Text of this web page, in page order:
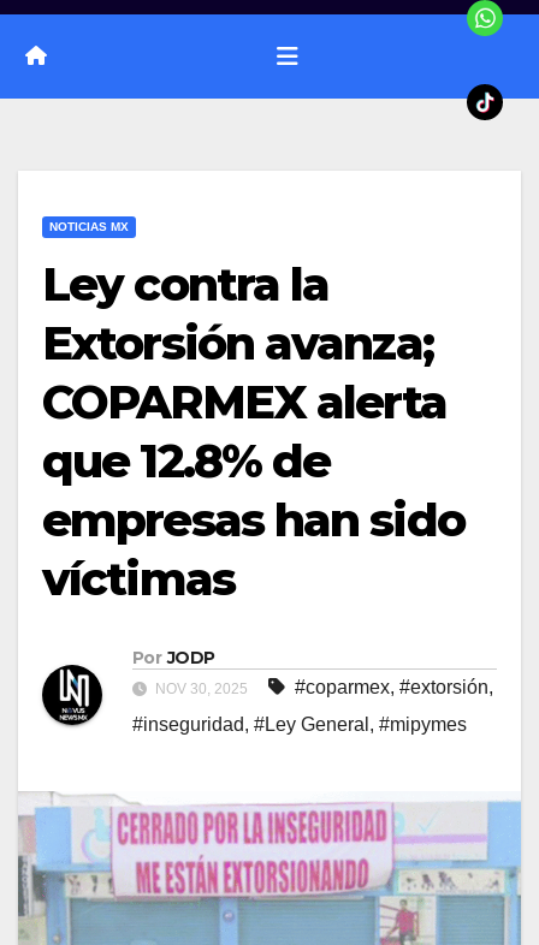
NOTICIAS MX
Ley contra la
Extorsión avanza;
COPARMEX alerta
que 12.8% de
empresas han sido
víctimas
Por JODP
NOV 30, 2025 #coparmex, #extorsión,
#inseguridad, #Ley General , #mipymes